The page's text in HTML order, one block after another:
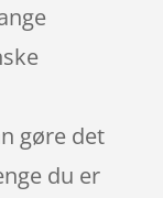
gøre det
du er